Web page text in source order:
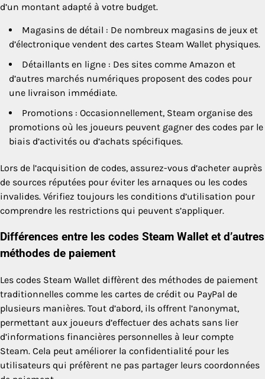
d’un montant adapté à votre budget.
Magasins de détail : De nombreux magasins de jeux et
d’électronique vendent des cartes Steam Wallet physiques.
Détaillants en ligne : Des sites comme Amazon et
d’autres marchés numériques proposent des codes pour
une livraison immédiate.
Promotions : Occasionnellement, Steam organise des
promotions où les joueurs peuvent gagner des codes par le
biais d’activités ou d’achats spécifiques.
Lors de l’acquisition de codes, assurez-vous d’acheter auprès
de sources réputées pour éviter les arnaques ou les codes
invalides. Vérifiez toujours les conditions d’utilisation pour
comprendre les restrictions qui peuvent s’appliquer.
Différences entre les codes Steam Wallet et d’autres
méthodes de paiement
Les codes Steam Wallet diffèrent des méthodes de paiement
traditionnelles comme les cartes de crédit ou PayPal de
plusieurs manières. Tout d’abord, ils offrent l’anonymat,
permettant aux joueurs d’effectuer des achats sans lier
d’informations financières personnelles à leur compte
Steam. Cela peut améliorer la confidentialité pour les
utilisateurs qui préfèrent ne pas partager leurs coordonnées